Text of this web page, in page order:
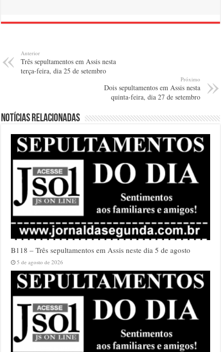
Anterior
Três sepultamentos em Assis nesta
terça-feira, dia 25 de setembro
Próximo
Dois sepultamentos em Assis nesta
quinta-feira, dia 27 de setembro
Notícias relacionadas
B118 – Três sepultamentos em Assis neste dia 5 de agosto
5 de agosto de 2026